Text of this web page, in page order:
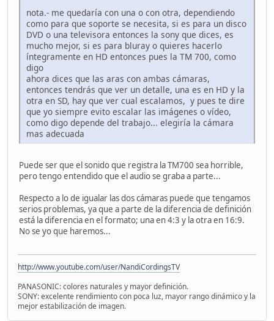
nota.- me quedaría con una o con otra, dependiendo
como para que soporte se necesita, si es para un disco
DVD o una televisora entonces la sony que dices, es
mucho mejor, si es para bluray o quieres hacerlo
íntegramente en HD entonces pues la TM 700, como
digo
ahora dices que las aras con ambas cámaras,
entonces tendrás que ver un detalle, una es en HD y la
otra en SD, hay que ver cual escalamos, y pues te dire
que yo siempre evito escalar las imágenes o vídeo,
como digo depende del trabajo... elegiría la cámara
mas adecuada
Puede ser que el sonido que registra la TM700 sea horrible,
pero tengo entendido que el audio se graba a parte...
Respecto a lo de igualar las dos cámaras puede que tengamos
serios problemas, ya que a parte de la diferencia de definición
está la diferencia en el formato; una en 4:3 y la otra en 16:9.
No se yo que haremos...
http://www.youtube.com/user/NandiCordingsTV
PANASONIC: colores naturales y mayor definición.
SONY: excelente rendimiento con poca luz, mayor rango dinámico y la
mejor estabilización de imagen.